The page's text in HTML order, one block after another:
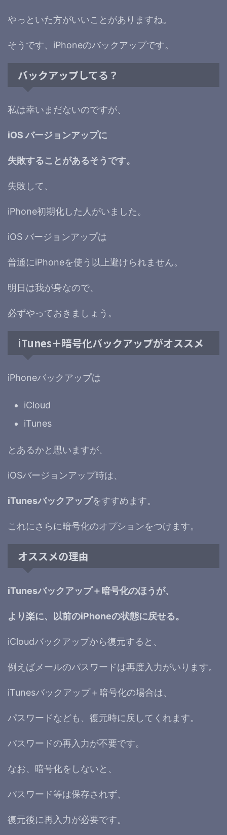
やっといた方がいいことがありますね。
そうです、iPhoneのバックアップです。
バックアップしてる？
私は幸いまだないのですが、
iOS バージョンアップに
失敗することがあるそうです。
失敗して、
iPhone初期化した人がいました。
iOS バージョンアップは
普通にiPhoneを使う以上避けられません。
明日は我が身なので、
必ずやっておきましょう。
iTunes＋暗号化バックアップがオススメ
iPhoneバックアップは
iCloud
iTunes
とあるかと思いますが、
iOSバージョンアップ時は、
iTunesバックアップをすすめます。
これにさらに暗号化のオプションをつけます。
オススメの理由
iTunesバックアップ＋暗号化のほうが、
より楽に、以前のiPhoneの状態に戻せる。
iCloudバックアップから復元すると、
例えばメールのパスワードは再度入力がいります。
iTunesバックアップ＋暗号化の場合は、
パスワードなども、復元時に戻してくれます。
パスワードの再入力が不要です。
なお、暗号化をしないと、
パスワード等は保存されず、
復元後に再入力が必要です。